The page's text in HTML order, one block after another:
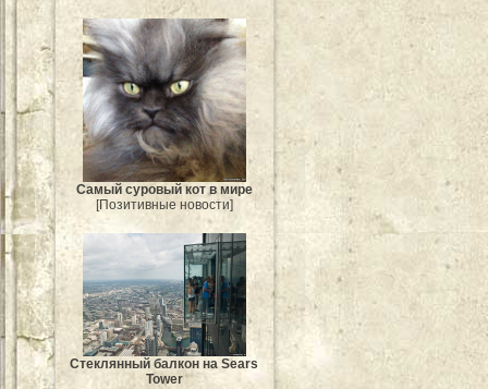
Самый суровый кот в мире
[Позитивные новости]
Стеклянный балкон на Sears
Tower